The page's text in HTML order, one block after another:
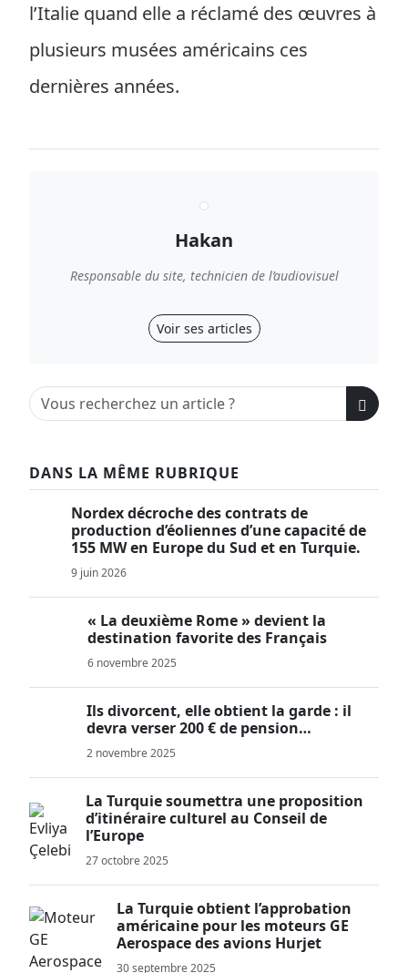
l’Italie quand elle a réclamé des œuvres à
plusieurs musées américains ces
dernières années.
Hakan
Responsable du site, technicien de l’audiovisuel
Voir ses articles
DANS LA MÊME RUBRIQUE
Nordex décroche des contrats de
production d’éoliennes d’une capacité de
155 MW en Europe du Sud et en Turquie.
9 juin 2026
« La deuxième Rome » devient la
destination favorite des Français
6 novembre 2025
Ils divorcent, elle obtient la garde : il
devra verser 200 € de pension…
2 novembre 2025
La Turquie soumettra une proposition
d’itinéraire culturel au Conseil de
l’Europe
27 octobre 2025
La Turquie obtient l’approbation
américaine pour les moteurs GE
Aerospace des avions Hurjet
30 septembre 2025